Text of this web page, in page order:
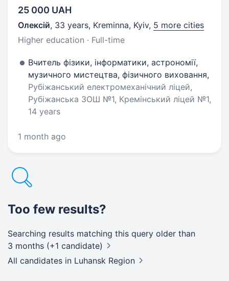
25 000 UAH
Олексій, 33 years, Kreminna, Kyiv, 5 more cities
Higher education · Full-time
Вчитель фізики, інформатики, астрономії,
музичного мистецтва, фізичного виховання,
Рубіжанський електромеханічний ліцей,
Рубіжанська ЗОШ №1, Кремінський ліцей №1,
14 years
1 month ago
Too few results?
Searching results matching this query older than
3 months (+1 candidate)
All candidates in Luhansk Region